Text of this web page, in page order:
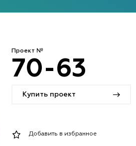
Проект №
70-63
Купить проект
Добавить в избранное